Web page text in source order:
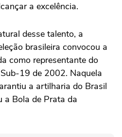
a excelência.
desse talento, a
brasileira convocou a
como representante do
19 de 2002. Naquela
a artilharia do Brasil
a Bola de Prata da